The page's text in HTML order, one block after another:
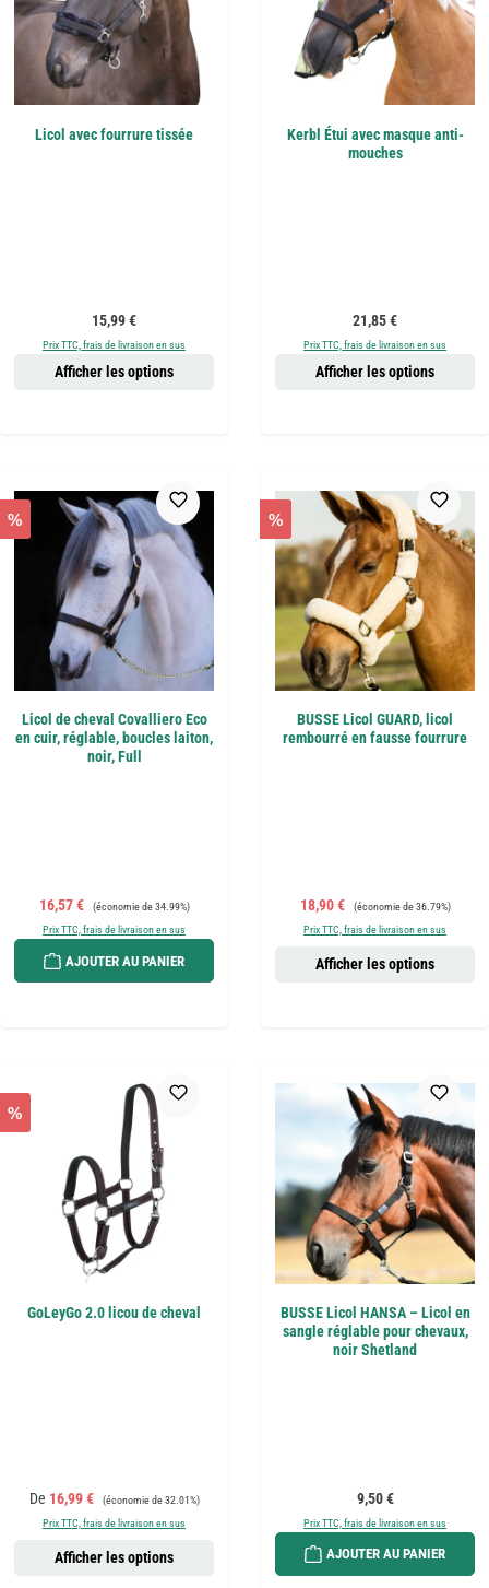
Licol avec fourrure tissée
Prix régulier :
15,99 €
Prix TTC, frais de livraison en sus
Afficher les options
Kerbl Étui avec masque anti-
mouches
Prix régulier :
21,85 €
Prix TTC, frais de livraison en sus
Afficher les options
%
Licol de cheval Covalliero Eco
en cuir, réglable, boucles laiton,
noir, Full
Prix de vente :
16,57 € Prix régulier :
(économie de 34.99%)
Prix TTC, frais de livraison en sus
AJOUTER AU PANIER
%
BUSSE Licol GUARD, licol
rembourré en fausse fourrure
Prix de vente :
18,90 € Prix régulier :
(économie de 36.79%)
Prix TTC, frais de livraison en sus
Afficher les options
%
GoLeyGo 2.0 licou de cheval
Prix de vente :
De 16,99 € Prix régulier :
(économie de 32.01%)
Prix TTC, frais de livraison en sus
Afficher les options
BUSSE Licol HANSA – Licol en
sangle réglable pour chevaux,
noir Shetland
Prix régulier :
9,50 €
Prix TTC, frais de livraison en sus
AJOUTER AU PANIER